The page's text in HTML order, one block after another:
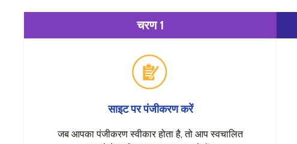
चरण 1
साइट पर पंजीकरण करें
जब आपका पंजीकरण स्वीकार होता है, तो आप स्वचालित